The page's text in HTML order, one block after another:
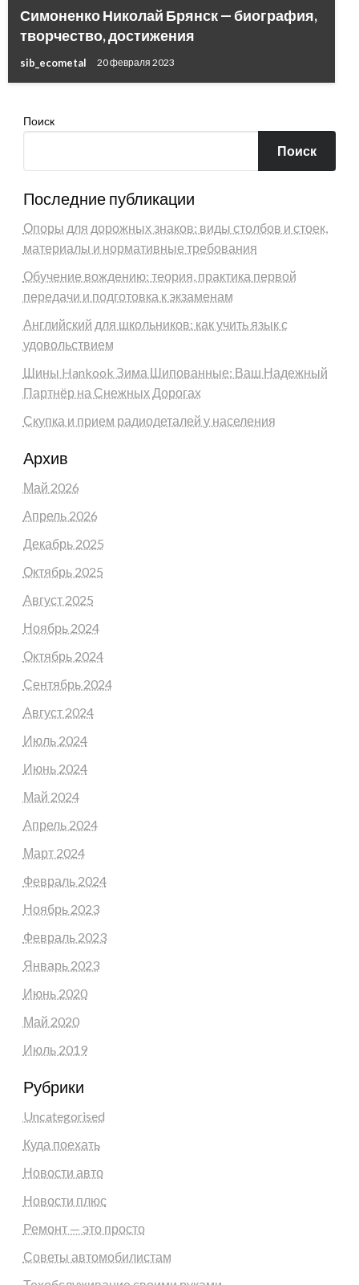
Симоненко Николай Брянск — биография,
творчество, достижения
sib_ecometal 20 февраля 2023
Поиск
Поиск
Последние публикации
Опоры для дорожных знаков: виды столбов и стоек,
материалы и нормативные требования
Обучение вождению: теория, практика первой
передачи и подготовка к экзаменам
Английский для школьников: как учить язык с
удовольствием
Шины Hankook Зима Шипованные: Ваш Надежный
Партнёр на Снежных Дорогах
Скупка и прием радиодеталей у населения
Архив
Май 2026
Апрель 2026
Декабрь 2025
Октябрь 2025
Август 2025
Ноябрь 2024
Октябрь 2024
Сентябрь 2024
Август 2024
Июль 2024
Июнь 2024
Май 2024
Апрель 2024
Март 2024
Февраль 2024
Ноябрь 2023
Февраль 2023
Январь 2023
Июнь 2020
Май 2020
Июль 2019
Рубрики
Uncategorised
Куда поехать
Новости авто
Новости плюс
Ремонт — это просто
Советы автомобилистам